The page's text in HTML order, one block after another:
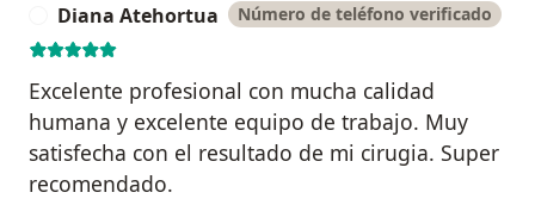
Diana Atehortua Número de teléfono verificado
Excelente profesional con mucha calidad
humana y excelente equipo de trabajo. Muy
satisfecha con el resultado de mi cirugia. Super
recomendado.